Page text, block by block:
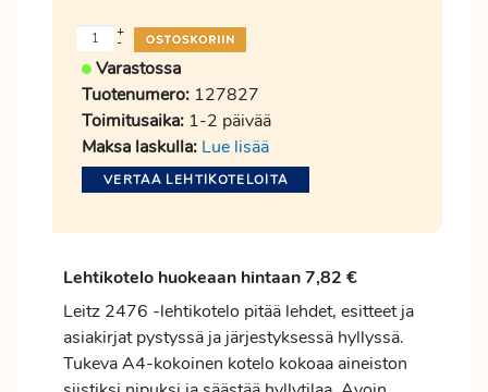
-
+
Varastossa
Tuotenumero: 127827
Toimitusaika: 1-2 päivää
Maksa laskulla: Lue lisää
VERTAA LEHTIKOTELOITA
Lehtikotelo huokeaan hintaan 7,82 €
Leitz 2476 -lehtikotelo pitää lehdet, esitteet ja
asiakirjat pystyssä ja järjestyksessä hyllyssä.
Tukeva A4-kokoinen kotelo kokoaa aineiston